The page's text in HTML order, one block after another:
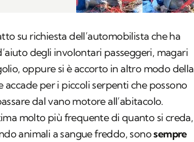
su richiesta dell’automobilista che ha
degli involontari passeggeri, magari
oppure si è accorto in altro modo della
accade per i piccoli serpenti che possono
dal vano motore all’abitacolo.
molto più frequente di quanto si creda,
animali a sangue freddo, sonosempre